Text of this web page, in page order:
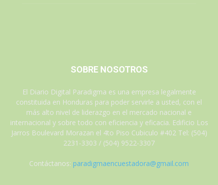
SOBRE NOSOTROS
El Diario Digital Paradigma es una empresa legalmente
constituida en Honduras para poder servirle a usted, con el
más alto nivel de liderazgo en el mercado nacional e
internacional y sobre todo con eficiencia y eficacia. Edificio Los
Jarros Boulevard Morazan el 4to Piso Cubiculo #402 Tel: (504)
2231-3303 / (504) 9522-3307
Contáctanos: paradigmaencuestadora@gmail.com